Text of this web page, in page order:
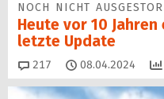
NOCH NICHT
Heute vor 10
letzte Update
217 Kommentare
08.04.2024